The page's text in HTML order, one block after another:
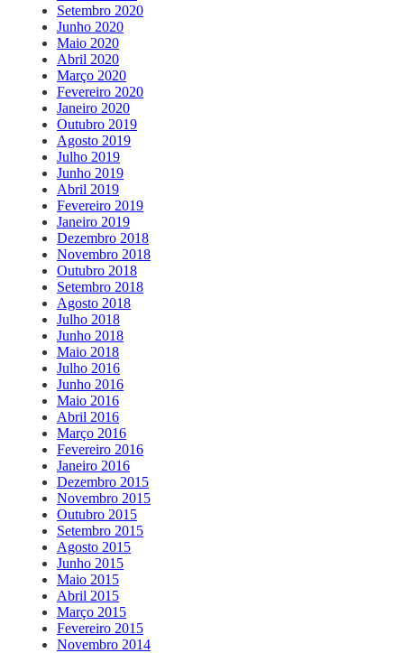
Setembro 2020
Junho 2020
Maio 2020
Abril 2020
Março 2020
Fevereiro 2020
Janeiro 2020
Outubro 2019
Agosto 2019
Julho 2019
Junho 2019
Abril 2019
Fevereiro 2019
Janeiro 2019
Dezembro 2018
Novembro 2018
Outubro 2018
Setembro 2018
Agosto 2018
Julho 2018
Junho 2018
Maio 2018
Julho 2016
Junho 2016
Maio 2016
Abril 2016
Março 2016
Fevereiro 2016
Janeiro 2016
Dezembro 2015
Novembro 2015
Outubro 2015
Setembro 2015
Agosto 2015
Junho 2015
Maio 2015
Abril 2015
Março 2015
Fevereiro 2015
Novembro 2014